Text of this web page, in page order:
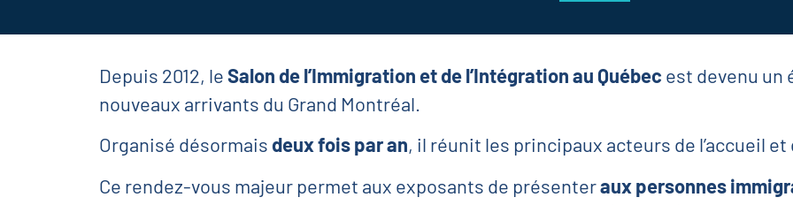
Depuis 2012, leSalon de l’Immigration et de l’Intégration au Québec est devenu un
nouveaux arrivants du Grand Montréal.
Organisé désormais deux fois par an, il réunit les principaux acteurs de l’accueil
Ce rendez-vous majeur permet aux exposants de présenteraux personnes